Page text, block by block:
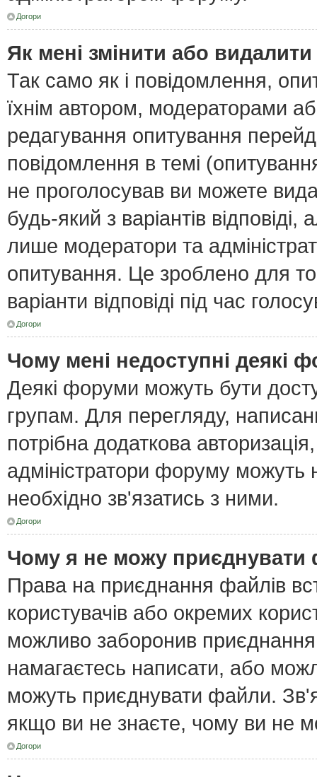
Догори
Як мені змінити або
Так само як і повідомлення,
їхнім автором, модераторами
редагування опитування
повідомлення в темі
не проголосував ви можете
будь-який з варіантів
лише модератори та
опитування. Це зроблено для
варіанти відповіді під час
Догори
Чому мені недоступні деякі
Деякі форуми можуть бути
групам. Для перегляду,
потрібна додаткова
адміністратори форуму можуть
необхідно зв'язатись з ними.
Догори
Чому я не можу приєднувати
Права на приєднання файлів
користувачів або окремих
можливо заборонив
намагаєтесь написати, або
можуть приєднувати файли.
якщо ви не знаєте, чому ви не
Догори